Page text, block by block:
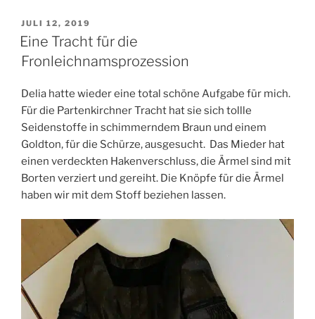
VERÖFFENTLICHT
AM
JULI 12, 2019
Eine Tracht für die
Fronleichnamsprozession
Delia hatte wieder eine total schöne Aufgabe für mich.
Für die Partenkirchner Tracht hat sie sich tollle
Seidenstoffe in schimmerndem Braun und einem
Goldton, für die Schürze, ausgesucht. Das Mieder hat
einen verdeckten Hakenverschluss, die Ärmel sind mit
Borten verziert und gereiht. Die Knöpfe für die Ärmel
haben wir mit dem Stoff beziehen lassen.